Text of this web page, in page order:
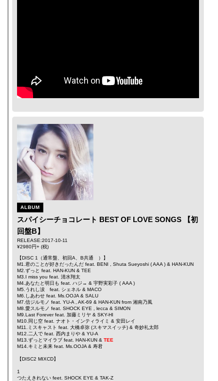
ALBUM
スパイシーチョコレート BEST OF LOVE SONGS 【初
回盤B】
RELEASE:2017-10-11
¥2980円+ (税)
【DISC 1（通常盤、初回A、B共通 ）】
M1.君のことが好きだったんだ feat. BENI Shuta Sueyoshi (AAA ) & HAN-KUN
M2.ずっと feat. HAN-KUN & TEE
M3.I miss you feat. 清水翔太
M4.あなたと明日も feat. ハジ→ & 宇野実彩子 ( AAA )
M5.うれし涙 feat. シェネル & MACO
M6.しあわせ feat. Ms.OOJA & SALU
M7.信ジルモノ feat. YU-A AK-69 & HAN-KUN from 湘南乃風
M8.愛スルモノ feat. SHOCK EYE lecca & SIMON
M9.Last Forever feat. 加藤ミリヤ & SKY-HI
M10.同じ空 feat. ナオト・インティライミ & 安田レイ
M11.ミスキャスト feat. 大橋卓弥 (スキマスイッチ) & 奇妙礼太郎
M12.二人で feat. 西内まりや & YU-A
M13.ずっとマイラブ feat. HAN-KUN & TEE
M14.キミと未来 feat. Ms.OOJA & 寿君
【DISC2 MIXCD】
1
つたえきれない feet. SHOCK EYE & TAK-Z